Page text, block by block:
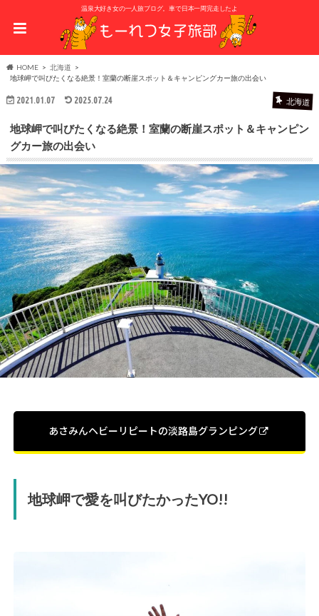
温泉大好き女の一人旅ブログ。車で日本一周完走したよ
HOME
北海道
地球岬で叫びたくなる絶景！室蘭の断崖スポット＆キャンピングカー旅の出会い
2021.01.07 2025.07.24 北海道
地球岬で叫びたくなる絶景！室蘭の断崖スポット＆キャンピン
グカー旅の出会い
あさみんヘビーリピートの淡路島グランピング
地球岬で愛を叫びたかったYO!!